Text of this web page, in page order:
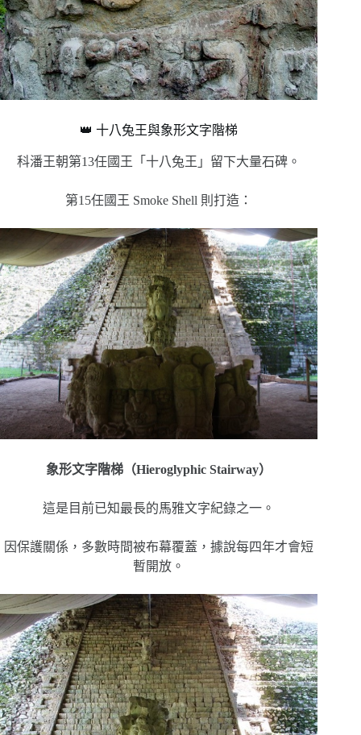
👑 十八兔王與象形文字階梯
科潘王朝第13任國王「十八兔王」留下大量石碑。
第15任國王 Smoke Shell 則打造：
象形文字階梯（Hieroglyphic Stairway）
這是目前已知最長的馬雅文字紀錄之一。
因保護關係，多數時間被布幕覆蓋，據說每四年才會短
暫開放。